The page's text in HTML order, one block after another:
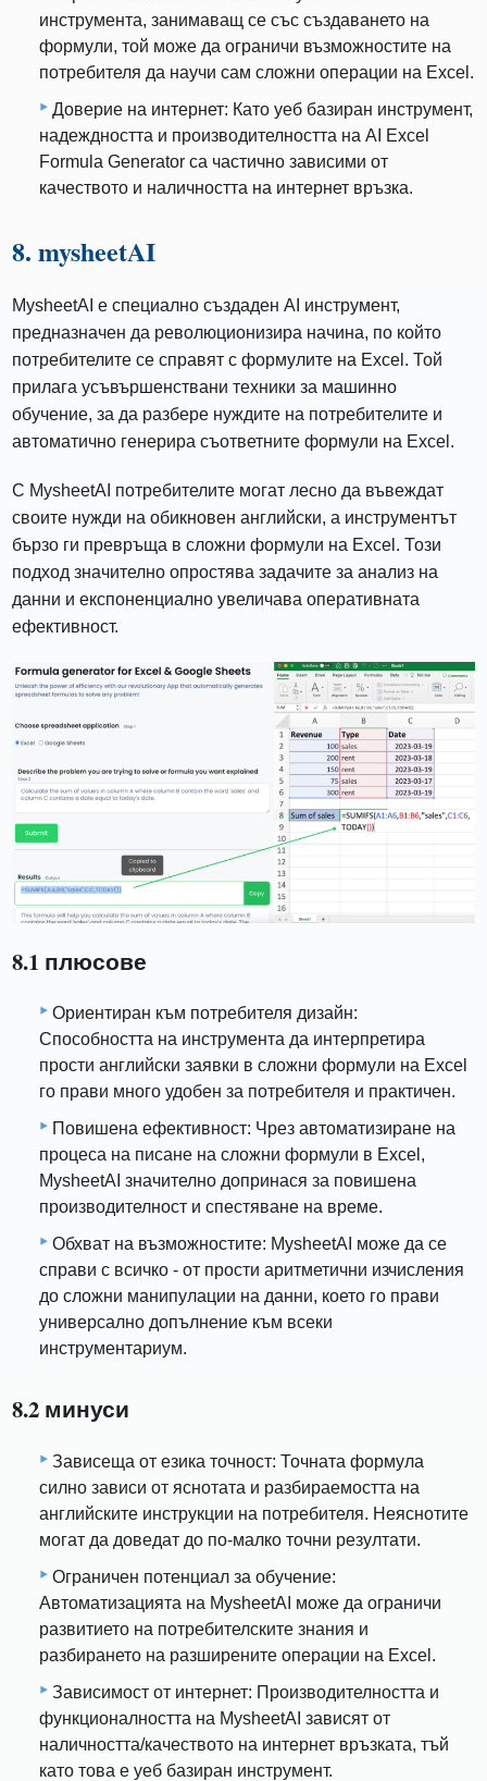
инструмента, занимаващ се със създаването на
формули, той може да ограничи възможностите на
потребителя да научи сам сложни операции на Excel.
Доверие на интернет: Като уеб базиран инструмент,
надеждността и производителността на AI Excel
Formula Generator са частично зависими от
качеството и наличността на интернет връзка.
8. mysheetAI
MysheetAI е специално създаден AI инструмент,
предназначен да революционизира начина, по който
потребителите се справят с формулите на Excel. Той
прилага усъвършенствани техники за машинно
обучение, за да разбере нуждите на потребителите и
автоматично генерира съответните формули на Excel.
С MysheetAI потребителите могат лесно да въвеждат
своите нужди на обикновен английски, а инструментът
бързо ги превръща в сложни формули на Excel. Този
подход значително опростява задачите за анализ на
данни и експоненциално увеличава оперативната
ефективност.
8.1 плюсове
Ориентиран към потребителя дизайн:
Способността на инструмента да интерпретира
прости английски заявки в сложни формули на Excel
го прави много удобен за потребителя и практичен.
Повишена ефективност: Чрез автоматизиране на
процеса на писане на сложни формули в Excel,
MysheetAI значително допринася за повишена
производителност и спестяване на време.
Обхват на възможностите: MysheetAI може да се
справи с всичко - от прости аритметични изчисления
до сложни манипулации на данни, което го прави
универсално допълнение към всеки
инструментариум.
8.2 минуси
Зависеща от езика точност: Точната формула
силно зависи от яснотата и разбираемостта на
английските инструкции на потребителя. Неяснотите
могат да доведат до по-малко точни резултати.
Ограничен потенциал за обучение:
Автоматизацията на MysheetAI може да ограничи
развитието на потребителските знания и
разбирането на разширените операции на Excel.
Зависимост от интернет: Производителността и
функционалността на MysheetAI зависят от
наличността/качеството на интернет връзката, тъй
като това е уеб базиран инструмент.